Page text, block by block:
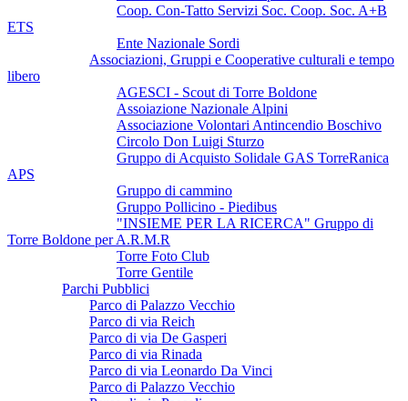
Coop. Con-Tatto Servizi Soc. Coop. Soc. A+B
ETS
Ente Nazionale Sordi
Associazioni, Gruppi e Cooperative culturali e tempo
libero
AGESCI - Scout di Torre Boldone
Assoiazione Nazionale Alpini
Associazione Volontari Antincendio Boschivo
Circolo Don Luigi Sturzo
Gruppo di Acquisto Solidale GAS TorreRanica
APS
Gruppo di cammino
Gruppo Pollicino - Piedibus
"INSIEME PER LA RICERCA" Gruppo di
Torre Boldone per A.R.M.R
Torre Foto Club
Torre Gentile
Parchi Pubblici
Parco di Palazzo Vecchio
Parco di via Reich
Parco di via De Gasperi
Parco di via Rinada
Parco di via Leonardo Da Vinci
Parco di Palazzo Vecchio